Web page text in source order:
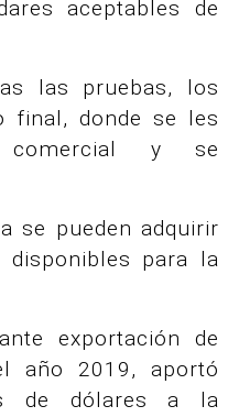
aceptables de
las pruebas, los
final, donde se les
y se
se pueden adquirir
disponibles para la
exportación de
año 2019, aportó
de dólares a la